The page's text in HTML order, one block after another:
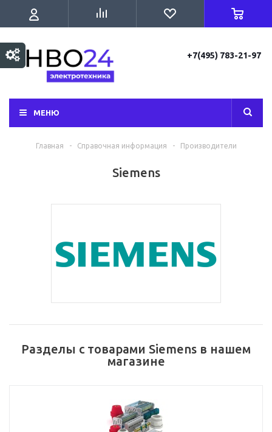
+7(495) 783-21-97
МЕНЮ
Главная - Справочная информация - Производители
Siemens
Разделы с товарами Siemens в нашем
магазине